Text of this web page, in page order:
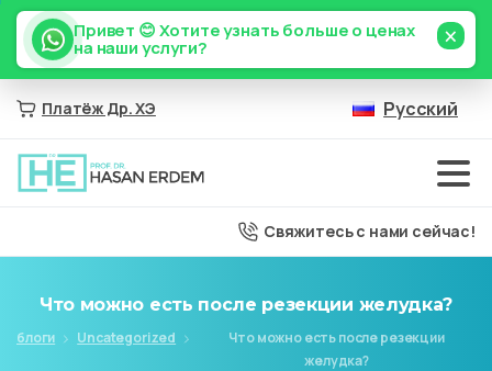
Привет 😊 Хотите узнать больше о ценах
на наши услуги? ×
Платёж Др. ХЭ Русский
Свяжитесь с нами сейчас!
Что можно есть после резекции желудка?
блоги Uncategorized
Что можно есть после резекции
желудка?